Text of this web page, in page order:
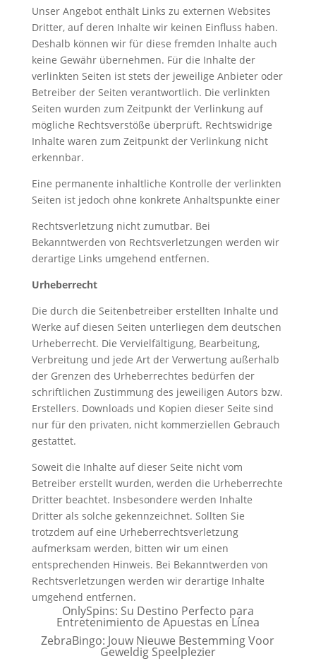
Unser Angebot enthält Links zu externen Websites
Dritter, auf deren Inhalte wir keinen Einfluss haben.
Deshalb können wir für diese fremden Inhalte auch
keine Gewähr übernehmen. Für die Inhalte der
verlinkten Seiten ist stets der jeweilige Anbieter oder
Betreiber der Seiten verantwortlich. Die verlinkten
Seiten wurden zum Zeitpunkt der Verlinkung auf
mögliche Rechtsverstöße überprüft. Rechtswidrige
Inhalte waren zum Zeitpunkt der Verlinkung nicht
erkennbar.
Eine permanente inhaltliche Kontrolle der verlinkten
Seiten ist jedoch ohne konkrete Anhaltspunkte einer
Rechtsverletzung nicht zumutbar. Bei
Bekanntwerden von Rechtsverletzungen werden wir
derartige Links umgehend entfernen.
Urheberrecht
Die durch die Seitenbetreiber erstellten Inhalte und
Werke auf diesen Seiten unterliegen dem deutschen
Urheberrecht. Die Vervielfältigung, Bearbeitung,
Verbreitung und jede Art der Verwertung außerhalb
der Grenzen des Urheberrechtes bedürfen der
schriftlichen Zustimmung des jeweiligen Autors bzw.
Erstellers. Downloads und Kopien dieser Seite sind
nur für den privaten, nicht kommerziellen Gebrauch
gestattet.
Soweit die Inhalte auf dieser Seite nicht vom
Betreiber erstellt wurden, werden die Urheberrechte
Dritter beachtet. Insbesondere werden Inhalte
Dritter als solche gekennzeichnet. Sollten Sie
trotzdem auf eine Urheberrechtsverletzung
aufmerksam werden, bitten wir um einen
entsprechenden Hinweis. Bei Bekanntwerden von
Rechtsverletzungen werden wir derartige Inhalte
umgehend entfernen.
OnlySpins: Su Destino Perfecto para
Entretenimiento de Apuestas en Línea
ZebraBingo: Jouw Nieuwe Bestemming Voor
Geweldig Speelplezier